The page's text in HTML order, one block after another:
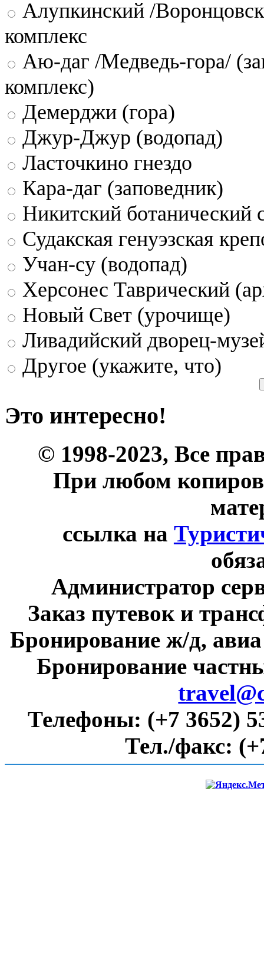
Алупкинский /
комплекс
Аю-даг /Медведь-гора/
комплекс)
Демерджи (гора)
Джур-Джур (водопад)
Ласточкино гнездо
Кара-даг (заповедник)
Никитский ботанический
Судакская генуэзская
Учан-су (водопад)
Херсонес Таврический
Новый Свет (урочище)
Ливадийский дворец-
Другое (укажите, что)
Это интересно!
© 1998-2023, Все
При любом
ссылка на
Администратор
Заказ путевок и
Бронирование ж/д,
Бронирование
Телефоны: (+7 3652)
Тел./факс: